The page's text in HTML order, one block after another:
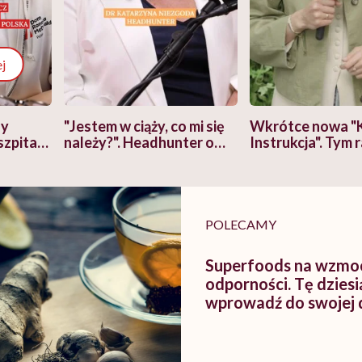
"Jestem w ciąży, co mi się
należy?". Headhunter o
pracy
Wkrótce nowa
Instrukcja". Tym
POLECAMY
Superfoods na
odporności. Tę
wprowadź do swojej